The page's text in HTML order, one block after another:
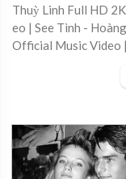
Thuỳ Linh Full HD
eo | See Tình -
Official Music Video
cực hiếm xuyên
của Hoàng Thuỳ
Tình” không phải ở
là cá linh, cá ba sa,